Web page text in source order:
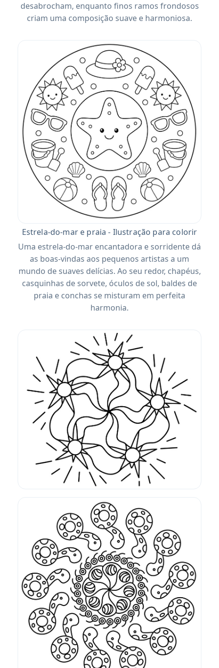
desabrocham, enquanto finos ramos frondosos
criam uma composição suave e harmoniosa.
Estrela-do-mar e praia - Ilustração para colorir
Uma estrela-do-mar encantadora e sorridente dá
as boas-vindas aos pequenos artistas a um
mundo de suaves delícias. Ao seu redor, chapéus,
casquinhas de sorvete, óculos de sol, baldes de
praia e conchas se misturam em perfeita
harmonia.